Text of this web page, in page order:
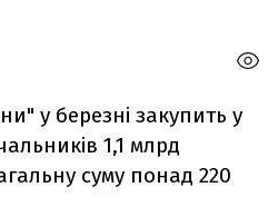
у березні закупить у
1,1 млрд
суму понад 220